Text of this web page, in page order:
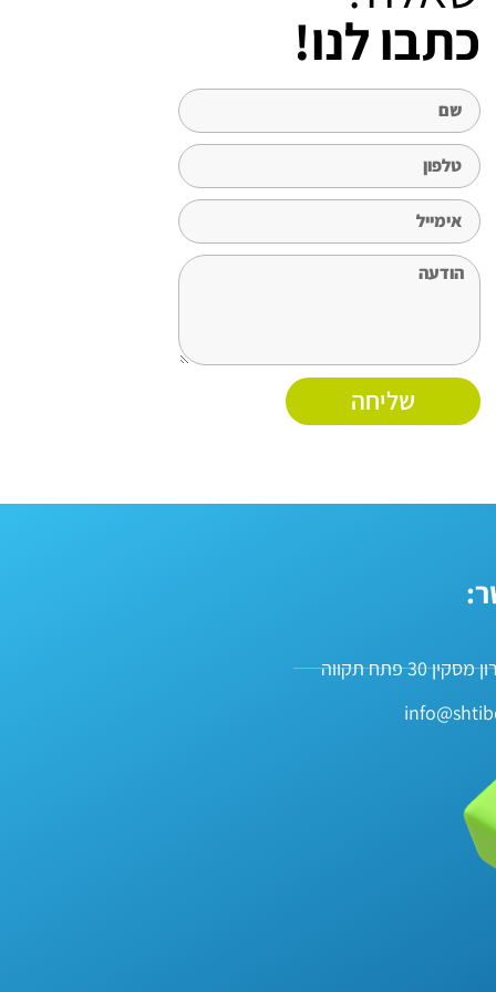
כתבו לנו!
שליחה
30 פתח תקווה